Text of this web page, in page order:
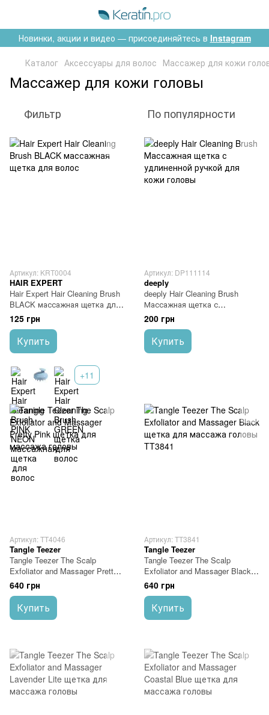
Новинки, акции и видео — присоединяйтесь в Instagram
Каталог Аксессуары для волос Массажер для кожи
Массажер для кожи головы
Фильтр По популярности
Артикул: KRT0004
HAIR EXPERT
Hair Expert Hair Cleaning Brush
BLACK массажная щетка для
волос
125 грн
Купить
+11
Артикул: DP111114
deeply
deeply Hair Cleaning Brush
Массажная щетка с
удлиненной ручкой для кожи
головы
200 грн
Купить
Артикул: TT4046
Tangle Teezer
Tangle Teezer The Scalp
Exfoliator and Massager Pretty
Pink щетка для массажа
головы
640 грн
Купить
Артикул: TT3841
Tangle Teezer
Tangle Teezer The Scalp
Exfoliator and Massager Black
щетка для массажа головы
TT3841
640 грн
Купить